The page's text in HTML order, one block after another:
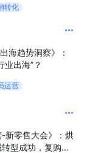
转化
海趋势洞察》：
业出海”？
运营
-新零售大会》：烘
型成功，复购率